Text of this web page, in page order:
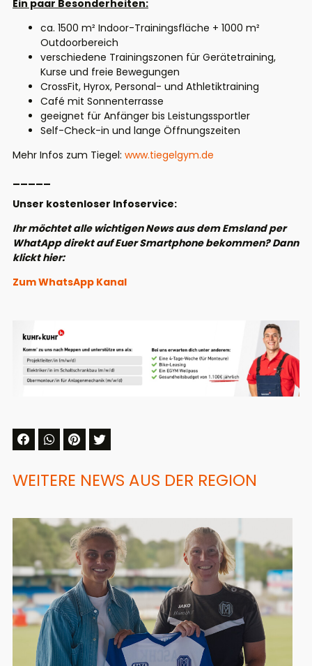
Ein paar Besonderheiten:
ca. 1500 m² Indoor-Trainingsfläche + 1000 m²
Outdoorbereich
verschiedene Trainingszonen für Gerätetraining,
Kurse und freie Bewegungen
CrossFit, Hyrox, Personal- und Athletiktraining
Café mit Sonnenterrasse
geeignet für Anfänger bis Leistungssportler
Self-Check-in und lange Öffnungszeiten
Mehr Infos zum Tiegel: www.tiegelgym.de
Unser kostenloser Infoservice:
Ihr möchtet alle wichtigen News aus dem Emsland per
WhatApp direkt auf Euer Smartphone bekommen? Dann
klickt hier:
Zum WhatsApp Kanal
WEITERE NEWS AUS DER REGION